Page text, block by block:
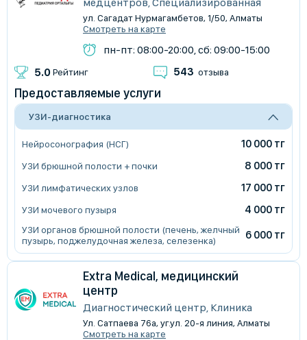
ул. Сагадат Нурмагамбетов, 1/50, Алматы
Смотреть на карте
пн-пт: 08:00-20:00, сб: 09:00-15:00
5.0 Рейтинг 543 отзыва
Предоставляемые услуги
УЗИ-диагностика
Нейросонография (НСГ) 10 000 тг
УЗИ брюшной полости + почки 8 000 тг
УЗИ лимфатических узлов 17 000 тг
УЗИ мочевого пузыря 4 000 тг
УЗИ органов брюшной полости (печень, желчный
пузырь, поджелудочная железа, селезенка)
6 000 тг
Extra Medical, медицинский
центр
Диагностический центр, Клиника
Ул. Сатпаева 76а, уг.ул. 20-я линия, Алматы
Смотреть на карте